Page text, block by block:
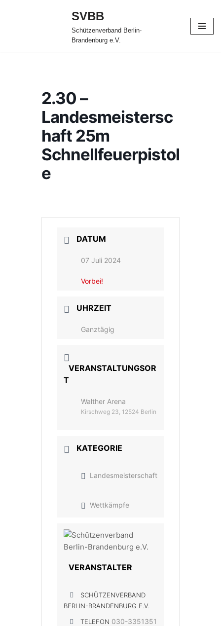
SVBB
Schützenverband Berlin-
Brandenburg e.V.
2.30 –
Landesmeistersc
haft 25m
Schnellfeuerpistol
e
DATUM
07 Juli 2024
Vorbei!
UHRZEIT
Ganztägig
VERANSTALTUNGSOR
T
Walther Arena
Kirschweg 23, 12524 Berlin
KATEGORIE
Landesmeisterschaft
Wettkämpfe
VERANSTALTER
SCHÜTZENVERBAND
BERLIN-BRANDENBURG E.V.
TELEFON 030-3351351